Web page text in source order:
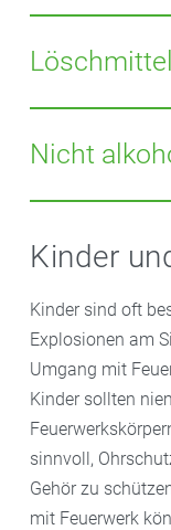
Nicht gestartete
einmal
dann immer noch
mit etwas
nehmen und
Halten Sie stets
Eimer Wasser
löschen zu
Nicht
Der Konsum von
Kinder
Kinder sind oft
Explosionen am
Umgang mit
Kinder sollten
sinnvoll,
Gehör zu
mit Feuerwerk